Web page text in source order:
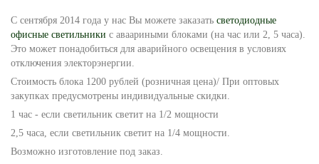
С сентября 2014 года у нас Вы можете заказать светодиодные
офисные светильники с аваариными блоками (на час или 2, 5 часа).
Это может понадобиться для аварийного освещения в условиях
отключения электорэнергии.
Стоимость блока 1200 рублей (розничная цена)/ При оптовых
закупках предусмотрены индивидуальные скидки.
1 час - если светильник светит на 1/2 мощности
2,5 часа, если светильник светит на 1/4 мощности.
Возможно изготовление под заказ.